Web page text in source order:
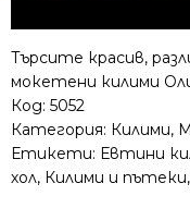
Търсите красив,
мокетени килими
Код: 5052
Категория: Килими,
Етикети: Евтини
хол, Килими и пътеки,